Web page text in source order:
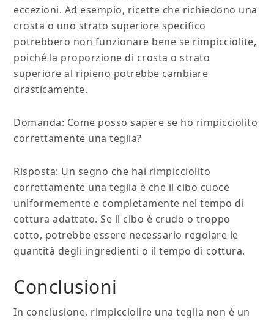
eccezioni. Ad esempio, ricette che richiedono una
crosta o uno strato superiore specifico
potrebbero non funzionare bene se rimpicciolite,
poiché la proporzione di crosta o strato
superiore al ripieno potrebbe cambiare
drasticamente.
Domanda: Come posso sapere se ho rimpicciolito
correttamente una teglia?
Risposta: Un segno che hai rimpicciolito
correttamente una teglia è che il cibo cuoce
uniformemente e completamente nel tempo di
cottura adattato. Se il cibo è crudo o troppo
cotto, potrebbe essere necessario regolare le
quantità degli ingredienti o il tempo di cottura.
Conclusioni
In conclusione, rimpicciolire una teglia non è un